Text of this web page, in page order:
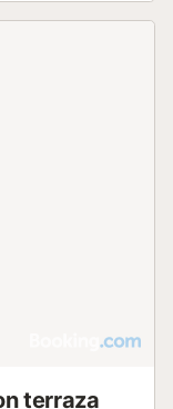
terraza